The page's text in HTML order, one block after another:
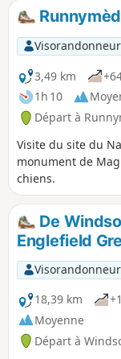
Visorandonneur
3,49 km
1h 10
Départ à
Visite du site du
monument de
chiens.
De
Englefield
Visorandonneur
18,39 km
Moyenne
Départ à